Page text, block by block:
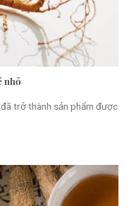
nhỏ
trở thành sản phẩm được